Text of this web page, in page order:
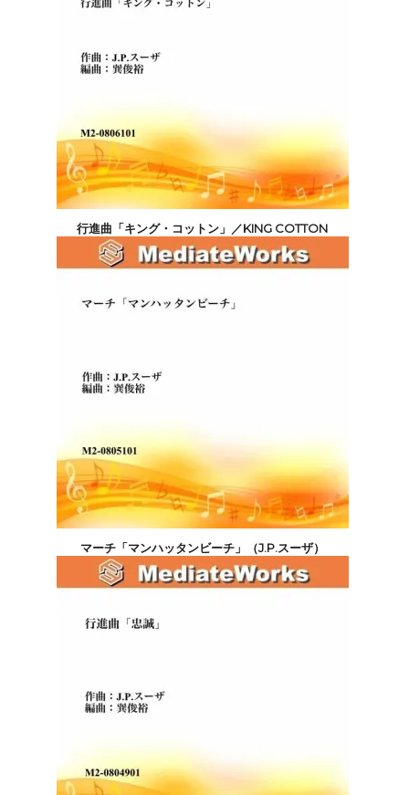
行進曲「キング・コットン」／KING COTTON
4,400円(税込)
マーチ「マンハッタンビーチ」（J.P.スーザ）
4,400円(税込)